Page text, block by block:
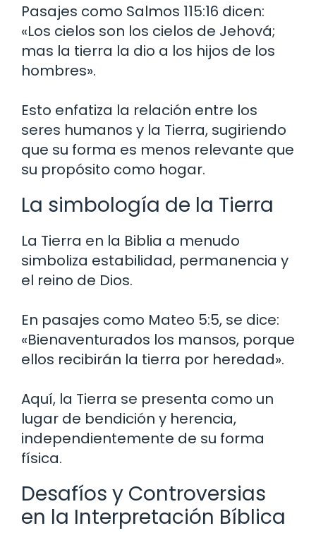
Pasajes como Salmos 115:16 dicen:
«Los cielos son los cielos de Jehová;
mas la tierra la dio a los hijos de los
hombres».
Esto enfatiza la relación entre los
seres humanos y la Tierra, sugiriendo
que su forma es menos relevante que
su propósito como hogar.
La simbología de la Tierra
La Tierra en la Biblia a menudo
simboliza estabilidad, permanencia y
el reino de Dios.
En pasajes como Mateo 5:5, se dice:
«Bienaventurados los mansos, porque
ellos recibirán la tierra por heredad».
Aquí, la Tierra se presenta como un
lugar de bendición y herencia,
independientemente de su forma
física.
Desafíos y Controversias
en la Interpretación Bíblica